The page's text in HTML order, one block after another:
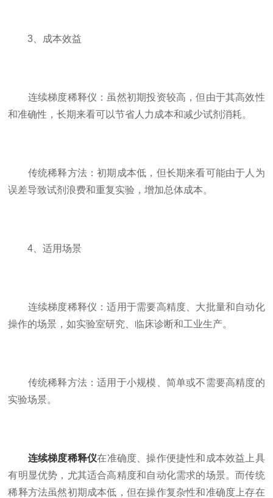
3、成本效益
连续梯度稀释仪：虽然初期投资较高，但由于其高效性
和准确性，长期来看可以节省人力成本和减少试剂消耗。
传统稀释方法：初期成本低，但长期来看可能由于人为
误差导致试剂浪费和重复实验，增加总体成本。
4、适用场景
连续梯度稀释仪：适用于需要高精度、大批量和自动化
操作的场景，如实验室研究、临床诊断和工业生产。
传统稀释方法：适用于小规模、简单或不需要高精度的
实验场景。
连续梯度稀释仪在准确度、操作便捷性和成本效益上具
有明显优势，尤其适合高精度和自动化需求的场景。而传统
稀释方法虽然初期成本低，但在操作复杂性和准确度上存在